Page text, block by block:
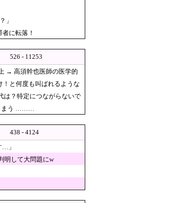
衝撃を受ける人
費税はゼロになるんだ
…」
を調査
」
に転落！
526 - 11253
→ 高須幹也医師の医学的
！と何度も叫ばれるような
は？特定につながらないで
まう ………
438 - 4124
…」
明して大問題にw